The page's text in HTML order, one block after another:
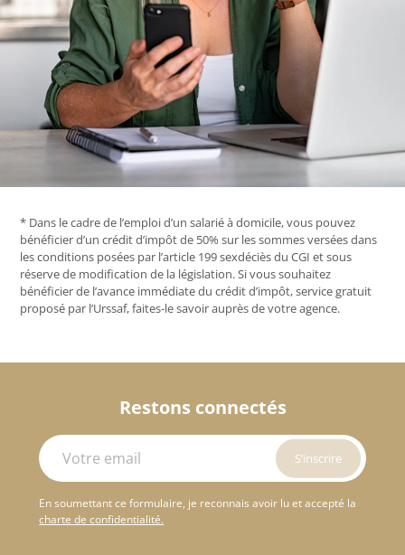
* Dans le cadre de l’emploi d’un salarié à domicile, vous pouvez
bénéficier d’un crédit d’impôt de 50% sur les sommes versées dans
les conditions posées par l’article 199 sexdéciès du CGI et sous
réserve de modification de la législation. Si vous souhaitez
bénéficier de l’avance immédiate du crédit d’impôt, service gratuit
proposé par l’Urssaf, faites-le savoir auprès de votre agence.
Restons connectés
En soumettant ce formulaire, je reconnais avoir lu et accepté la
charte de confidentialité.